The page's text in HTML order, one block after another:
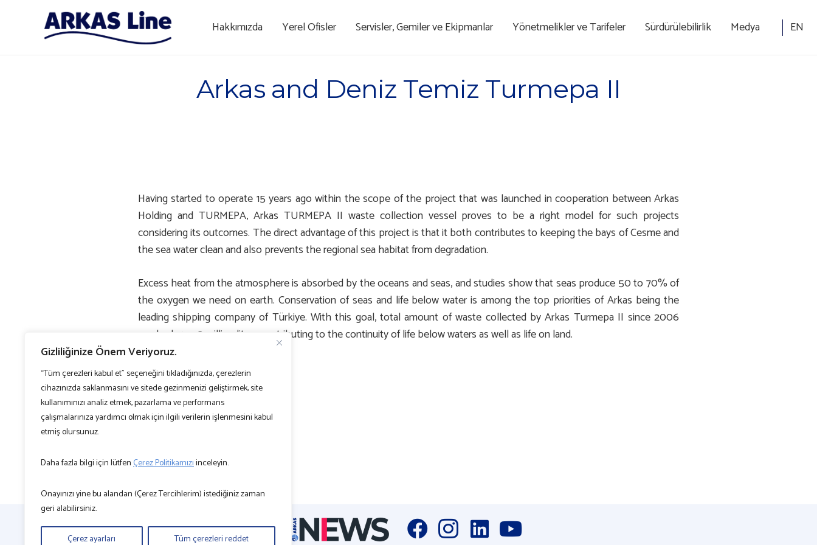
Gizliliğinize Önem Veriyoruz.
“Tüm çerezleri kabul et” seçeneğini tıkladığınızda, çerezlerin
cihazınızda saklanmasını ve sitede gezinmenizi geliştirmek, site
kullanımınızı analiz etmek, pazarlama ve performans
çalışmalarınıza yardımcı olmak için ilgili verilerin işlenmesini kabul
etmiş olursunuz.
Daha fazla bilgi için lütfenÇerez Politikamızıinceleyin.
Onayınızı yine bu alandan (Çerez Tercihlerim) istediğiniz zaman
geri alabilirsiniz.
Çerez ayarları Tüm çerezleri reddet
Hakkımızda Yerel Ofisler Servisler, Gemiler ve Ekipmanlar Yönetmelikler ve Tarifeler Sürdürülebilirlik Medya EN
Arkas and Deniz Temiz Turmepa II
Having started to operate 15 years ago within the scope of the project that was launched in cooperation between Arkas
Holding and TURMEPA, Arkas TURMEPA II waste collection vessel proves to be a right model for such projects
considering its outcomes. The direct advantage of this project is that it both contributes to keeping the bays of Cesme and
the sea water clean and also prevents the regional sea habitat from degradation.
Excess heat from the atmosphere is absorbed by the oceans and seas, and studies show that seas produce 50 to 70% of
the oxygen we need on earth. Conservation of seas and life below water is among the top priorities of Arkas being the
leading shipping company of Türkiye. With this goal, total amount of waste collected by Arkas Turmepa II since 2006
reached over 2 million liters contributing to the continuity of life below waters as well as life on land.